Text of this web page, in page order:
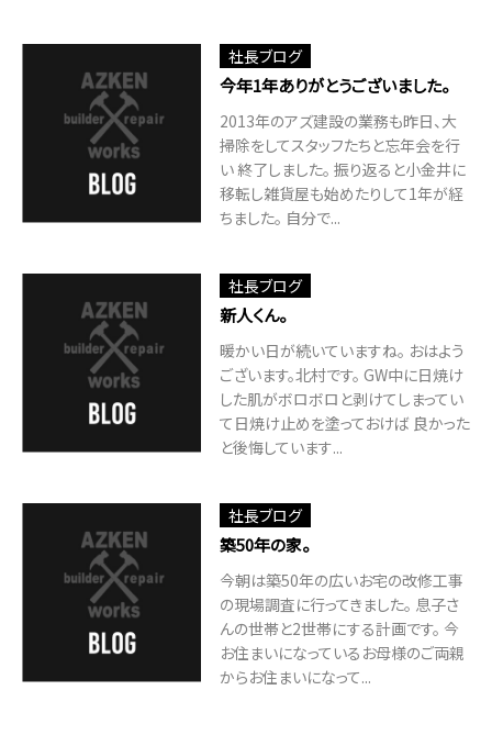
社長ブログ
今年1年ありがとうございました。
2013年のアズ建設の業務も昨日、大
掃除をしてスタッフたちと忘年会を行
い 終了しました。 振り返ると小金井に
移転し雑貨屋も始めたりして1年が経
ちました。 自分で...
社長ブログ
新人くん。
暖かい日が続いていますね。 おはよう
ございます。北村です。 GW中に日焼け
した肌がボロボロと剥けてしまってい
て日焼け止めを塗っておけば 良かった
と後悔しています...
社長ブログ
築50年の家。
今朝は築50年の広いお宅の改修工事
の現場調査に行ってきました。 息子さ
んの世帯と2世帯にする計画です。 今
お住まいになっているお母様のご両親
からお住まいになって...